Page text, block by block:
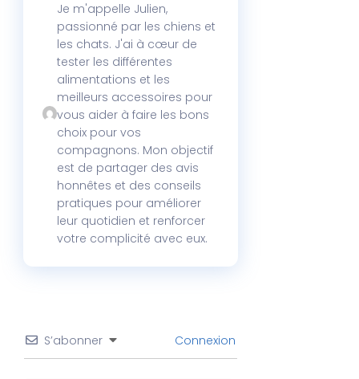
Je m'appelle Julien,
passionné par les chiens et
les chats. J'ai à cœur de
tester les différentes
alimentations et les
meilleurs accessoires pour
vous aider à faire les bons
choix pour vos
compagnons. Mon objectif
est de partager des avis
honnêtes et des conseils
pratiques pour améliorer
leur quotidien et renforcer
votre complicité avec eux.
S’abonner Connexion